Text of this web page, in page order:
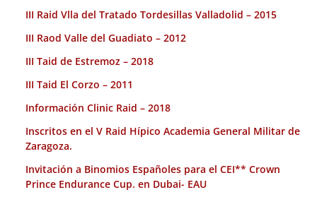
III Raid Vlla del Tratado Tordesillas Valladolid – 2015
III Raod Valle del Guadiato – 2012
III Taid de Estremoz – 2018
III Taid El Corzo – 2011
Información Clinic Raid – 2018
Inscritos en el V Raid Hípico Academia General Militar de
Zaragoza.
Invitación a Binomios Españoles para el CEI** Crown
Prince Endurance Cup. en Dubai- EAU